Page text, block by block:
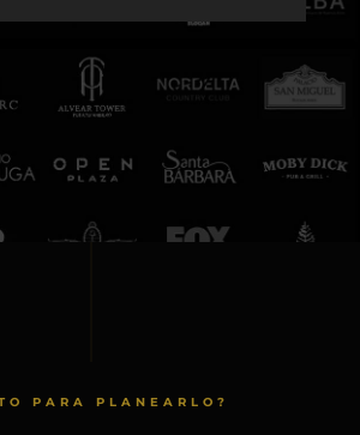
PARA PLANEARLO?